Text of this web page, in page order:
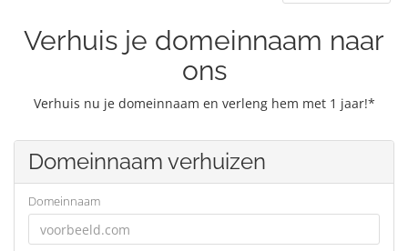
Verhuis je domeinnaam naar
ons
Verhuis nu je domeinnaam en verleng hem met 1 jaar!*
Domeinnaam verhuizen
Domeinnaam